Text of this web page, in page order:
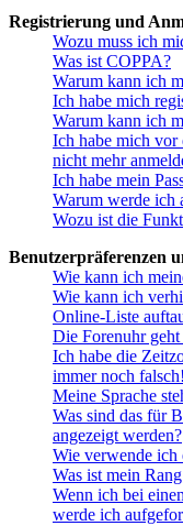
Registrierung und
Wozu muss ich
Was ist COPPA?
Warum kann ich
Ich habe mich
Warum kann ich
Ich habe mich vor
nicht mehr
Ich habe mein
Warum werde ich
Wozu ist die
Benutzerpräferenzen
Wie kann ich
Wie kann ich
Online-Liste
Die Forenuhr
Ich habe die
immer noch falsch!
Meine Sprache
Was sind das für
angezeigt werden?
Wie verwende ich
Was ist mein
Wenn ich bei
werde ich